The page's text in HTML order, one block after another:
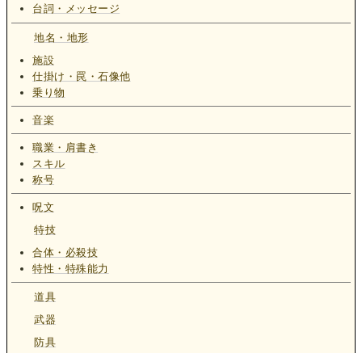
台詞・メッセージ
地名・地形
施設
仕掛け・罠・石像他
乗り物
音楽
職業・肩書き
スキル
称号
呪文
特技
合体・必殺技
特性・特殊能力
道具
武器
防具